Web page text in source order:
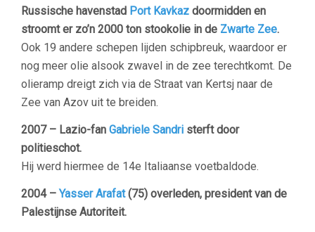
Russische havenstad Port Kavkaz doormidden en
stroomt er zo’n 2000 ton stookolie in de Zwarte Zee.
Ook 19 andere schepen lijden schipbreuk, waardoor er
nog meer olie alsook zwavel in de zee terechtkomt. De
olieramp dreigt zich via de Straat van Kertsj naar de
Zee van Azov uit te breiden.
2007 – Lazio-fan Gabriele Sandri sterft door
politieschot.
Hij werd hiermee de 14e Italiaanse voetbaldode.
2004 –Yasser Arafat(75) overleden, president van de
Palestijnse Autoriteit.